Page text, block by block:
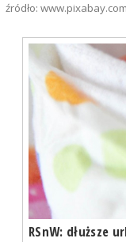
źródło:
RSnW: dłuższe